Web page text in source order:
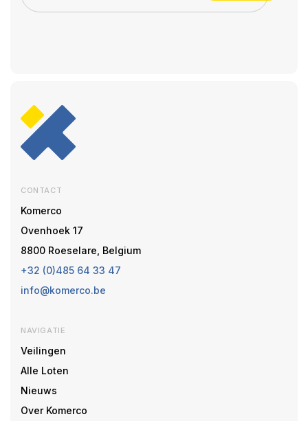
CONTACT
Komerco
Ovenhoek 17
8800 Roeselare, Belgium
+32 (0)485 64 33 47
info@komerco.be
NAVIGATIE
Veilingen
Alle Loten
Nieuws
Over Komerco